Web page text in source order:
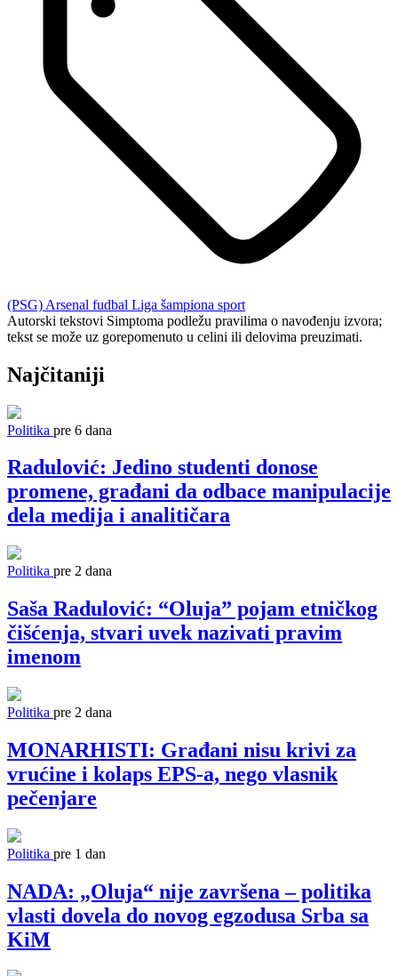
(PSG) Arsenal fudbal Liga šampiona sport
Autorski tekstovi Simptoma podležu pravilima o navođenju izvora;
tekst se može uz gorepomenuto u celini ili delovima preuzimati.
Najčitaniji
Politika pre 6 dana
Radulović: Jedino studenti donose
promene, građani da odbace manipulacije
dela medija i analitičara
Politika pre 2 dana
Saša Radulović: “Oluja” pojam etničkog
čišćenja, stvari uvek nazivati pravim
imenom
Politika pre 2 dana
MONARHISTI: Građani nisu krivi za
vrućine i kolaps EPS-a, nego vlasnik
pečenjare
Politika pre 1 dan
NADA: „Oluja“ nije završena – politika
vlasti dovela do novog egzodusa Srba sa
KiM